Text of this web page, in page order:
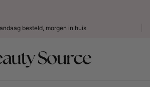
besteld, morgen in huis